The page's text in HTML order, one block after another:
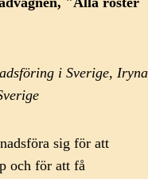
i Sverige, Iryna
sig för att
och för att få